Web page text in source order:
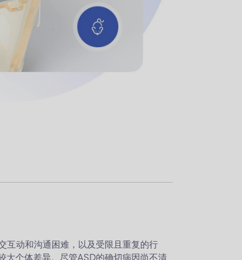
互动和沟通困难，以及受限且重复的行
大个体差异。尽管ASD的确切病因尚不清